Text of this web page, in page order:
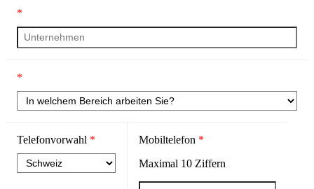
*
*
Telefonvorwahl * Mobiltelefon *
Maximal 10Ziffern